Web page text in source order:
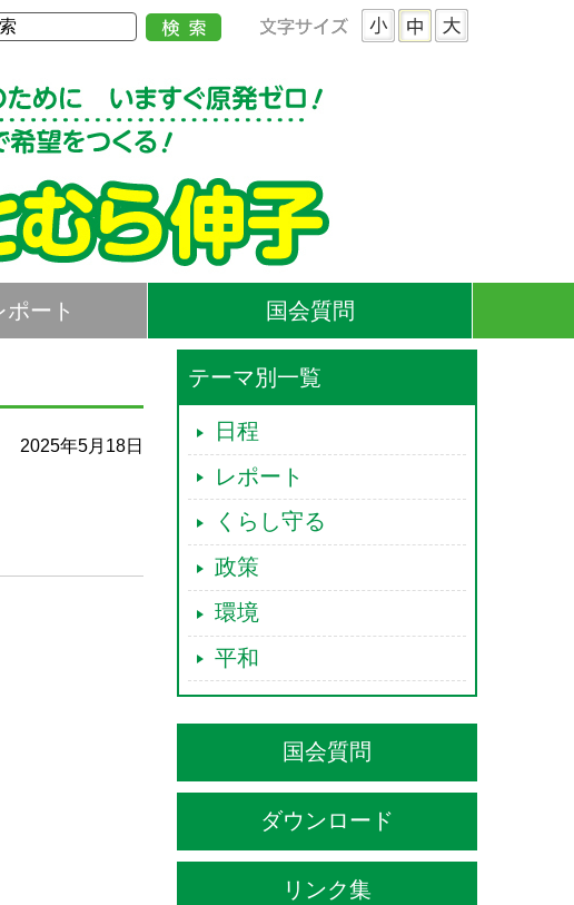
ート 国会質問
2025年5月18日
テーマ別一覧
日程
レポート
くらし守る
政策
環境
平和
国会質問
ダウンロード
リンク集